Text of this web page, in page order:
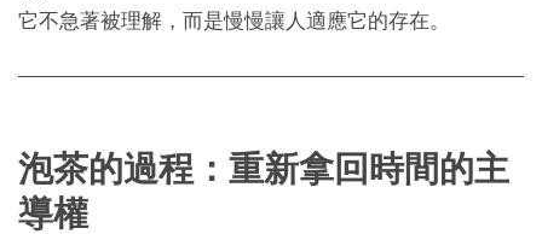
它不急著被理解，而是慢慢讓人適應它的存在。
泡茶的過程：重新拿回時間的主
導權